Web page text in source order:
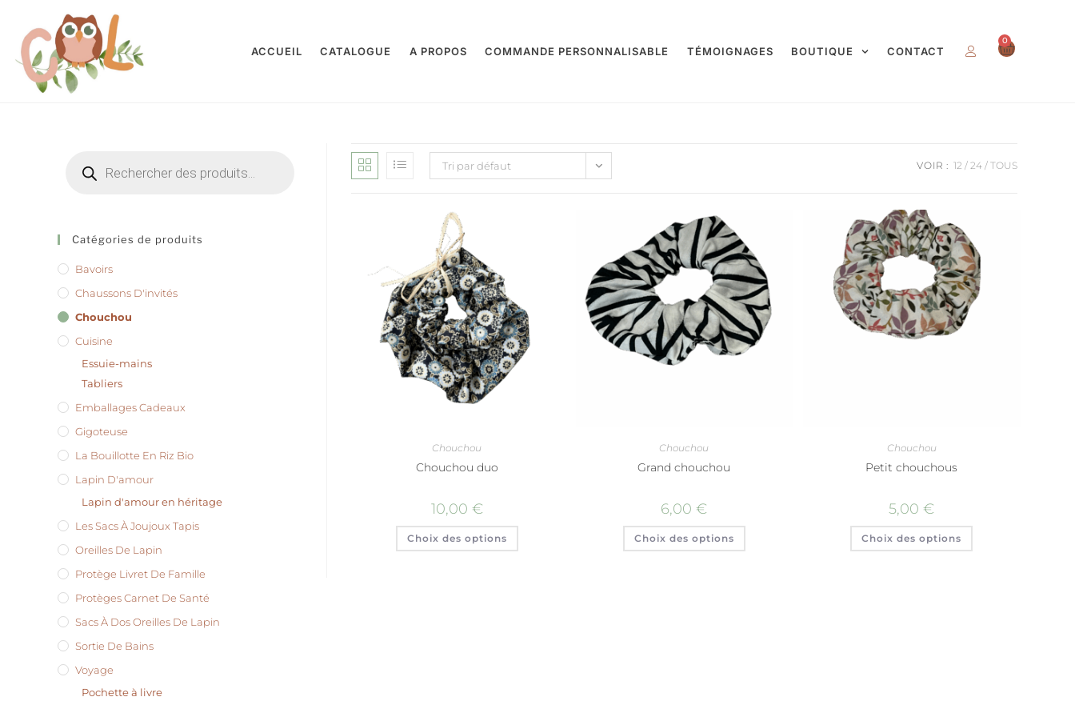
ACCUEIL CATALOGUE A PROPOS COMMANDE PERSONNALISABLE TÉMOIGNAGES BOUTIQUE CONTACT
0
Tri par défaut VOIR : 12 24 TOUS
Chouchou
Chouchou duo
10,00 €
Choix des options
Chouchou
Grand chouchou
6,00€
Choix des options
Chouchou
Petit chouchous
5,00€
Choix des options
Catégories de produits
Bavoirs
Chaussons D'invités
Chouchou
Cuisine
Essuie-mains
Tabliers
Emballages Cadeaux
Gigoteuse
La Bouillotte En Riz Bio
Lapin D'amour
Lapin d'amour en héritage
Les Sacs À Joujoux Tapis
Oreilles De Lapin
Protège Livret De Famille
Protèges Carnet De Santé
Sacs À Dos Oreilles De Lapin
Sortie De Bains
Voyage
Pochette à livre